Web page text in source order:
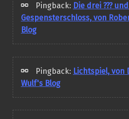
Pingback: Die drei ???
Gespensterschloss, von
Blog
Pingback: Lichtspiel, von
Wulf's Blog